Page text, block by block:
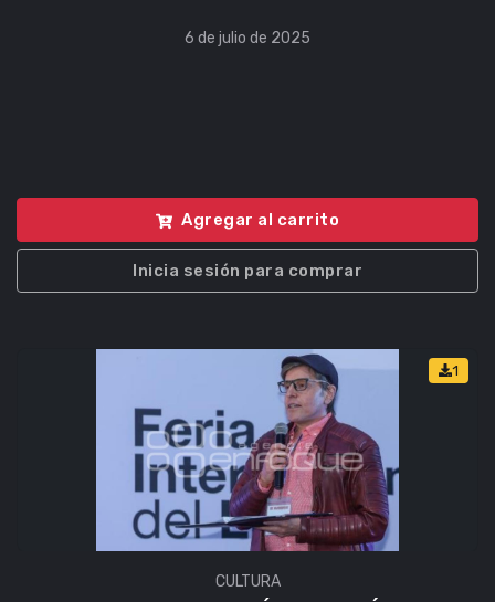
6 de julio de 2025
Agregar al carrito
Inicia sesión para comprar
1
CULTURA